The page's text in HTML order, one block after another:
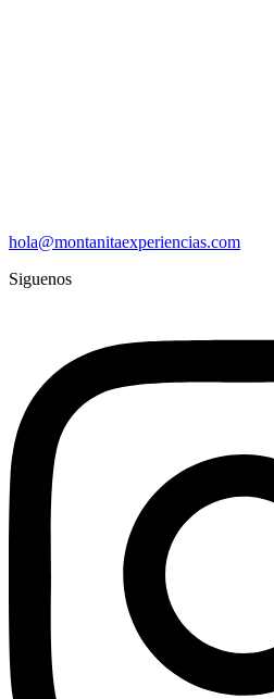
hola@montanitaexperiencias.com
Siguenos